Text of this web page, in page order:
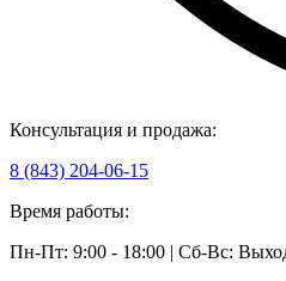
Консультация и продажа:
8 (843) 204-06-15
Время работы:
Пн-Пт: 9:00 - 18:00 | Сб-Вс: